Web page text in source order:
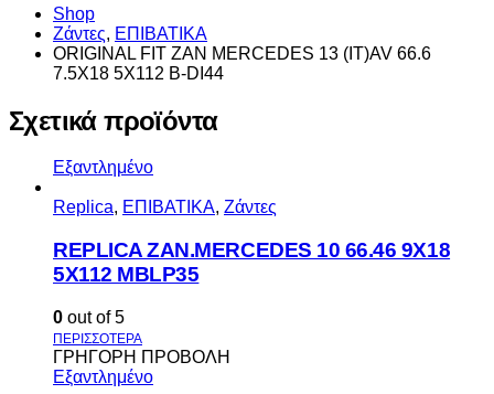
Shop
Ζάντες, ΕΠΙΒΑΤΙΚΑ
ORIGINAL FIT ZAN MERCEDES 13 (IT)AV 66.6
7.5X18 5X112 B-DI44
Σχετικά προϊόντα
Εξαντλημένο
Replica, ΕΠΙΒΑΤΙΚΑ, Ζάντες
REPLICA ZAN.MERCEDES 10 66.46 9X18
5X112 MBLP35
0 out of 5
ΓΡΗΓΟΡΗ ΠΡΟΒΟΛΗ
Εξαντλημένο